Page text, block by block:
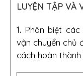
LUYỆN TẬP VÀ
1. Phân biệt
vận chuyển chủ
cách hoàn